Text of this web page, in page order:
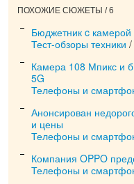
ПОХОЖИЕ СЮЖЕТЫ / 6
Бюджетник c камерой
Тест-обзоры техники /
Камера 108 Мпикс и
5G
Телефоны и
Анонсирован
и цены
Телефоны и
Компания OPPO
Телефоны и